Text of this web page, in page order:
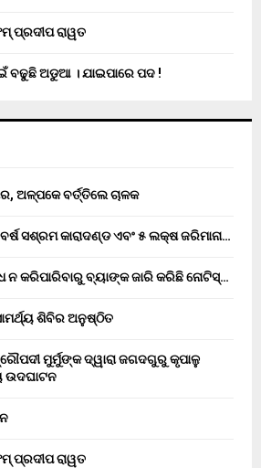
ପ୍ରଦୀପ ରାୱତ
ବଢୁଛି ଅଡୁଆ । ଯାଇପାରେ ପଦ !
ଅଳ୍ପକେ ବର୍ତ୍ତିଲେ ଚାଳକ
ସଶ୍ରମ କାରାଦଣ୍ଡ ଏବଂ ₹୫ ଲକ୍ଷ ଜରିମାନା…
କରିପାରିବାରୁ ବ୍ୟାଙ୍କ ଜାରି କରିଛି ନୋଟିସ୍…
ଶିବିର ଅନୁଷ୍ଠିତ
ମୁର୍ମୁଙ୍କ ଦ୍ୱାରା ଜଗଦଗୁରୁ କୃପାଳୁ
ଉଦଘାଟନ
ପ୍ରଦୀପ ରାୱତ